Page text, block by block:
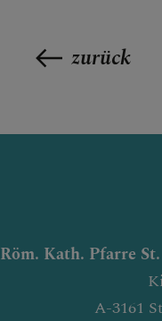
zurück
Röm. Kath. Pfarre
A-3161